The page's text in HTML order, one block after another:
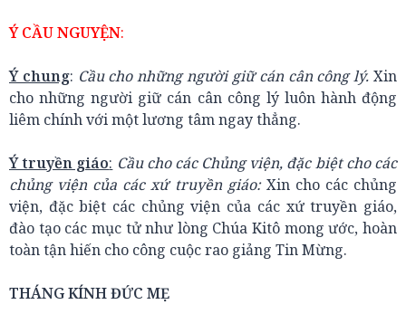
Ý CẦU NGUYỆN:
Ý chung: Cầu cho những người giữ cán cân công lý. Xin
cho những người giữ cán cân công lý luôn hành động
liêm chính với một lương tâm ngay thẳng.
Ý truyền giáo: Cầu cho các Chủng viện, đặc biệt cho các
chủng viện của các xứ truyền giáo:Xin cho các chủng
viện, đặc biệt các chủng viện của các xứ truyền giáo,
đào tạo các mục tử như lòng Chúa Kitô mong ước, hoàn
toàn tận hiến cho công cuộc rao giảng Tin Mừng.
THÁNG KÍNH ĐỨC MẸ